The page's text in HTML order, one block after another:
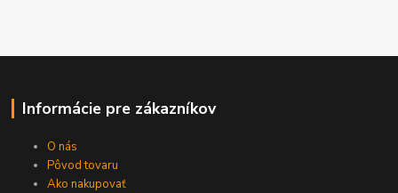
Informácie pre zákazníkov
O nás
Pôvod tovaru
Ako nakupovať